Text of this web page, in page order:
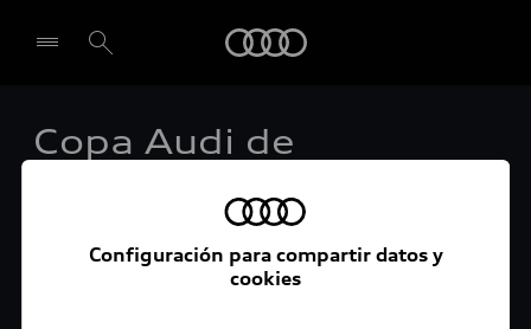
Seleccionar concesionario
Copa Audi de
Conducción Autónoma
2018: ocho equipos
compiten por el título
Configuración para compartir datos y
cookies